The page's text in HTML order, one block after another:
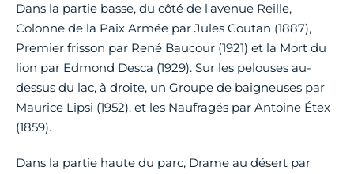
Dans la partie basse, du côté de l'avenue Reille,
Colonne de la Paix Armée par Jules Coutan (1887),
Premier frisson par René Baucour (1921) et la Mort du
lion par Edmond Desca (1929). Sur les pelouses au-
dessus du lac, à droite, un Groupe de baigneuses par
Maurice Lipsi (1952), et les Naufragés par Antoine Étex
(1859).
Dans la partie haute du parc, Drame au désert par